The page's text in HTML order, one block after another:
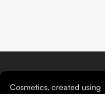
Cosmetics, created using